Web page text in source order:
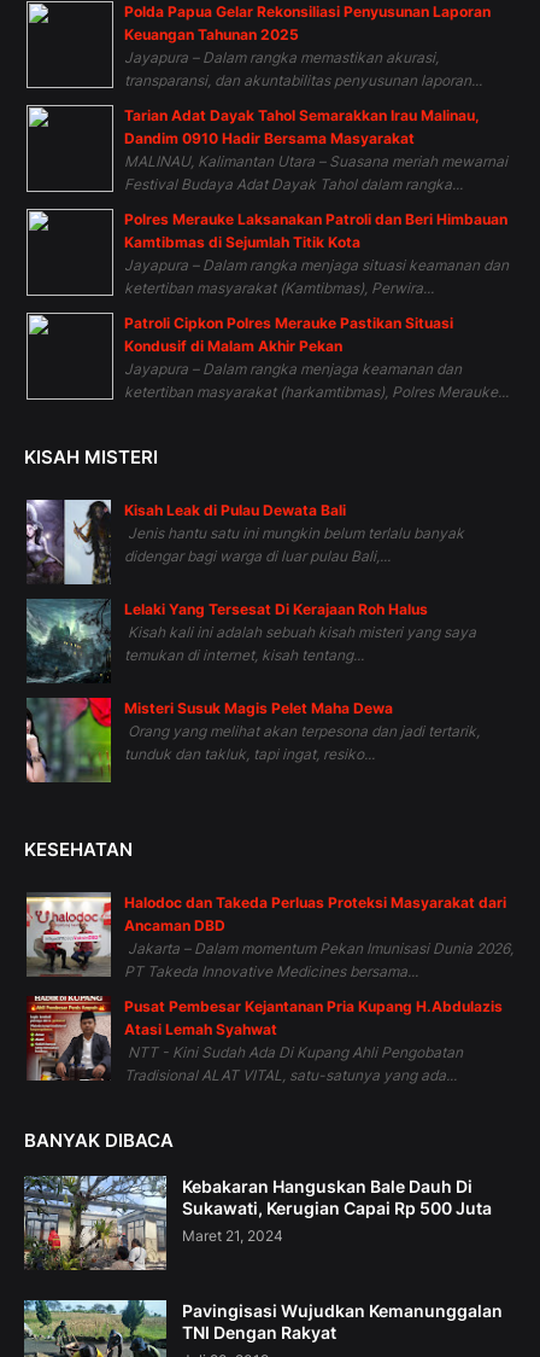
Polda Papua Gelar Rekonsiliasi Penyusunan Laporan
Keuangan Tahunan 2025
Jayapura – Dalam rangka memastikan akurasi,
transparansi, dan akuntabilitas penyusunan laporan...
Tarian Adat Dayak Tahol Semarakkan Irau Malinau,
Dandim 0910 Hadir Bersama Masyarakat
MALINAU, Kalimantan Utara – Suasana meriah mewarnai
Festival Budaya Adat Dayak Tahol dalam rangka...
Polres Merauke Laksanakan Patroli dan Beri Himbauan
Kamtibmas di Sejumlah Titik Kota
Jayapura – Dalam rangka menjaga situasi keamanan dan
ketertiban masyarakat (Kamtibmas), Perwira...
Patroli Cipkon Polres Merauke Pastikan Situasi
Kondusif di Malam Akhir Pekan
Jayapura – Dalam rangka menjaga keamanan dan
ketertiban masyarakat (harkamtibmas), Polres Merauke...
KISAH MISTERI
Kisah Leak di Pulau Dewata Bali
Jenis hantu satu ini mungkin belum terlalu banyak
didengar bagi warga di luar pulau Bali,...
Lelaki Yang Tersesat Di Kerajaan Roh Halus
Kisah kali ini adalah sebuah kisah misteri yang saya
temukan di internet, kisah tentang...
Misteri Susuk Magis Pelet Maha Dewa
Orang yang melihat akan terpesona dan jadi tertarik,
tunduk dan takluk, tapi ingat, resiko...
KESEHATAN
Halodoc dan Takeda Perluas Proteksi Masyarakat dari
Ancaman DBD
Jakarta – Dalam momentum Pekan Imunisasi Dunia 2026,
PT Takeda Innovative Medicines bersama...
Pusat Pembesar Kejantanan Pria Kupang H.Abdulazis
Atasi Lemah Syahwat
NTT - Kini Sudah Ada Di Kupang Ahli Pengobatan
Tradisional ALAT VITAL, satu-satunya yang ada...
BANYAK DIBACA
Kebakaran Hanguskan Bale Dauh Di
Sukawati, Kerugian Capai Rp 500 Juta
Maret 21, 2024
Pavingisasi Wujudkan Kemanunggalan
TNI Dengan Rakyat